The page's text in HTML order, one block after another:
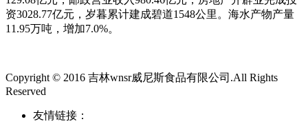
资3028.77亿元，岁暮累计建成碧道1548公里。海水产物产量
11.95万吨，增加7.0%。
Copyright © 2016 吉林wnsr威尼斯食品有限公司.All Rights
Reserved
友情链接：